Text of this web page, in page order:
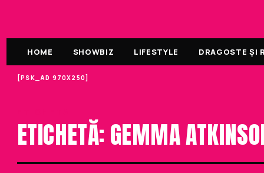
HOME SHOWBIZ LIFESTYLE DRAGOSTE ȘI
[PSK_AD 970X250]
ETICHETĂ: GEMMA